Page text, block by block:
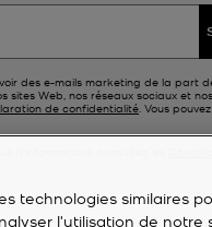
des e-mails marketing de la part
sites Web, nos réseaux sociaux et
de confidentialité. Vous
technologies similaires
l'utilisation de notre